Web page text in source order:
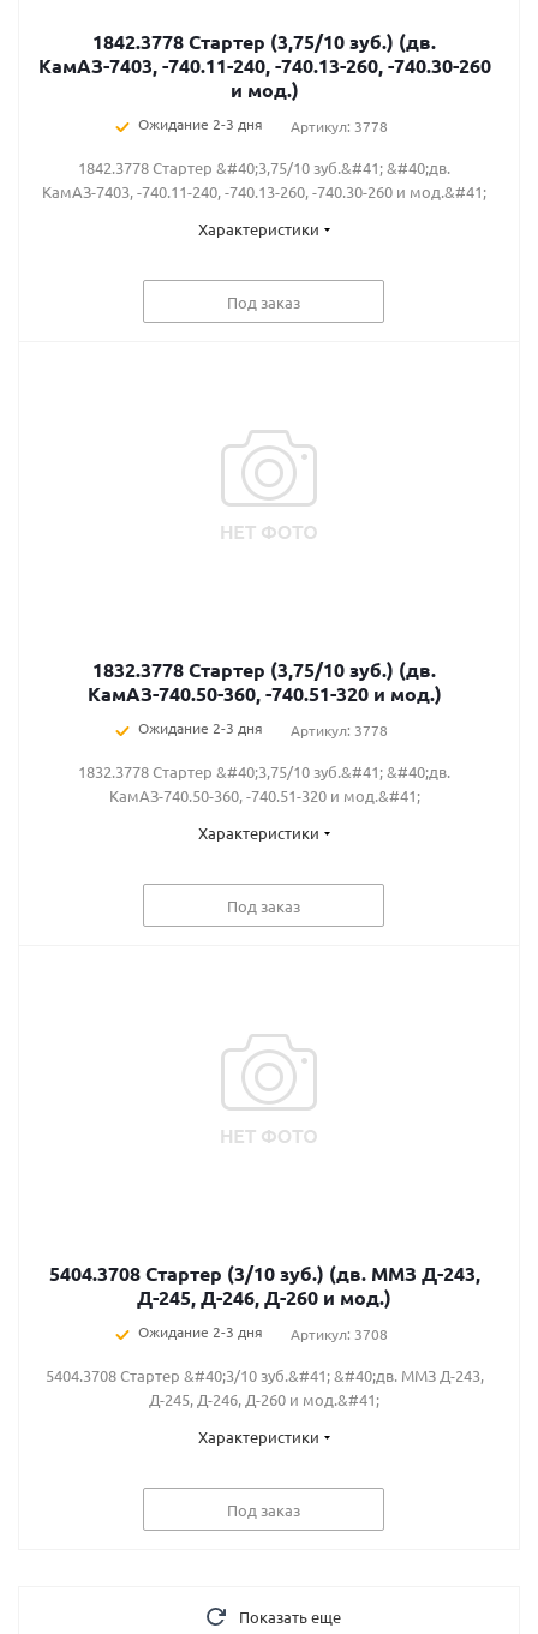
1842.3778 Стартер (3,75/10 зуб.) (дв.
КамАЗ-7403, -740.11-240, -740.13-260, -740.30-260
и мод.)
Ожидание 2-3 дня Артикул: 3778
1842.3778 Стартер &#40;3,75/10 зуб.&#41; &#40;дв.
КамАЗ-7403, -740.11-240, -740.13-260, -740.30-260 и мод.&#41;
Характеристики
Под заказ
1832.3778 Стартер (3,75/10 зуб.) (дв.
КамАЗ-740.50-360, -740.51-320 и мод.)
Ожидание 2-3 дня Артикул: 3778
1832.3778 Стартер &#40;3,75/10 зуб.&#41; &#40;дв.
КамАЗ-740.50-360, -740.51-320 и мод.&#41;
Характеристики
Под заказ
5404.3708 Стартер (3/10 зуб.) (дв. ММЗ Д-243,
Д-245, Д-246, Д-260 и мод.)
Ожидание 2-3 дня Артикул: 3708
5404.3708 Стартер &#40;3/10 зуб.&#41; &#40;дв. ММЗ Д-243,
Д-245, Д-246, Д-260 и мод.&#41;
Характеристики
Под заказ
Показать еще